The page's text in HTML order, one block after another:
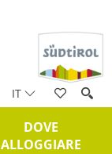
IT
DOVE
ALLOGGIARE